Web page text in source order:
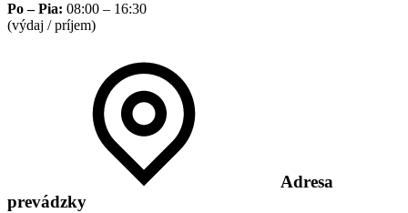
Po – Pia: 08:00 – 16:30
(výdaj / príjem)
Adresa
prevádzky